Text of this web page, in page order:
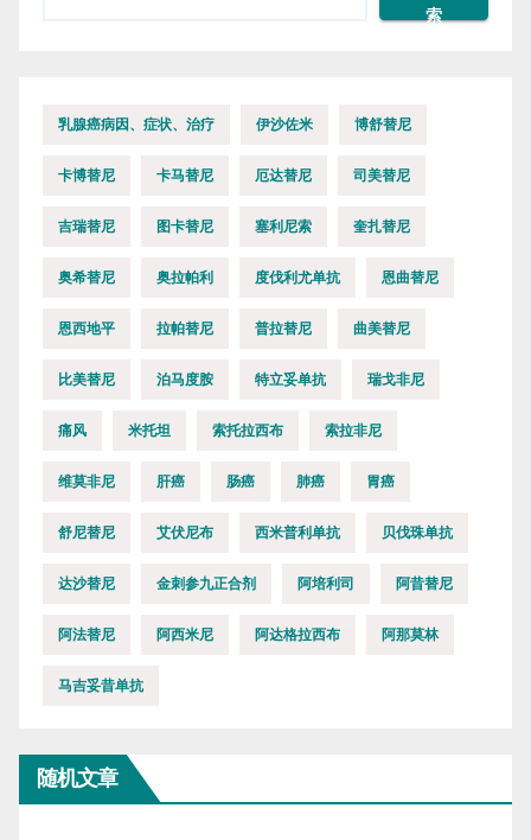
索
乳腺癌病因、症状、治疗 伊沙佐米 博舒替尼
卡博替尼 卡马替尼 厄达替尼 司美替尼
吉瑞替尼 图卡替尼 塞利尼索 奎扎替尼
奥希替尼 奥拉帕利 度伐利尤单抗 恩曲替尼
恩西地平 拉帕替尼 普拉替尼 曲美替尼
比美替尼 泊马度胺 特立妥单抗 瑞戈非尼
痛风 米托坦 索托拉西布 索拉非尼
维莫非尼 肝癌 肠癌 肺癌 胃癌
舒尼替尼 艾伏尼布 西米普利单抗 贝伐珠单抗
达沙替尼 金刺参九正合剂 阿培利司 阿昔替尼
阿法替尼 阿西米尼 阿达格拉西布 阿那莫林
马吉妥昔单抗
随机文章